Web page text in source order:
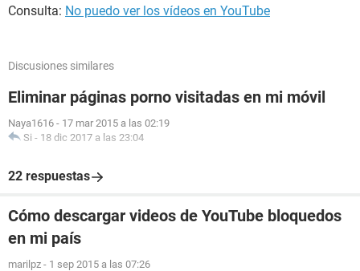
Consulta: No puedo ver los vídeos en YouTube
Discusiones similares
Eliminar páginas porno visitadas en mi móvil
Naya1616 - 17 mar 2015 a las 02:19
Si - 18 dic 2017 a las 23:04
22 respuestas
Cómo descargar videos de YouTube bloquedos
en mi país
marilpz - 1 sep 2015 a las 07:26